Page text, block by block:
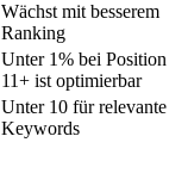
Wächst mit besserem
Ranking
Unter 1% bei Position
11+ ist optimierbar
Unter 10 für relevante
Keywords